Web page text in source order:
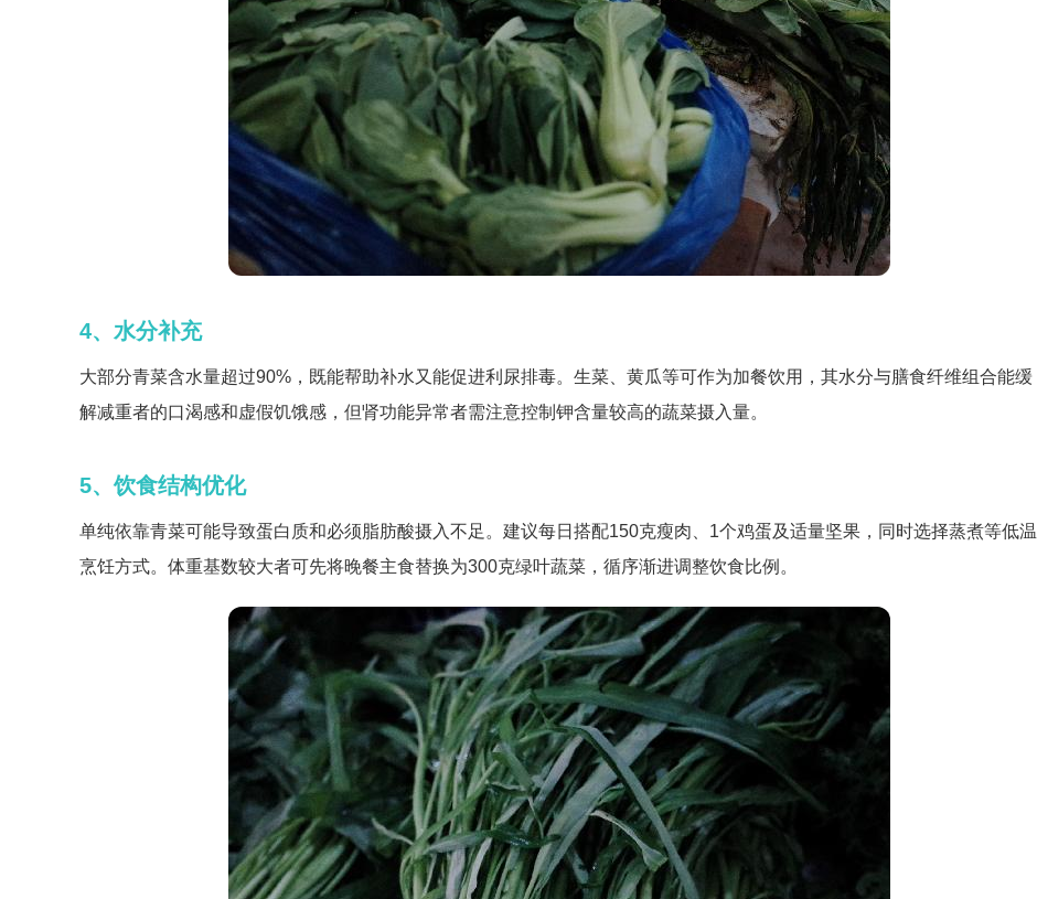
4、水分补充
大部分青菜含水量超过90%，既能帮助补水又能促进利尿排毒。生菜、黄瓜等可作为加餐饮用，其水分与膳食纤维组合能缓
解减重者的口渴感和虚假饥饿感，但肾功能异常者需注意控制钾含量较高的蔬菜摄入量。
5、饮食结构优化
单纯依靠青菜可能导致蛋白质和必须脂肪酸摄入不足。建议每日搭配150克瘦肉、1个鸡蛋及适量坚果，同时选择蒸煮等低温
烹饪方式。体重基数较大者可先将晚餐主食替换为300克绿叶蔬菜，循序渐进调整饮食比例。